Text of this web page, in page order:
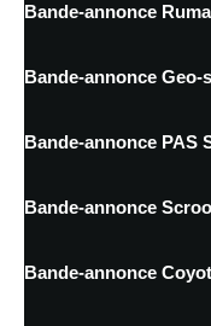
Bande-annonce
Bande-annonce Geo-
Bande-annonce PAS
Bande-annonce
Bande-annonce